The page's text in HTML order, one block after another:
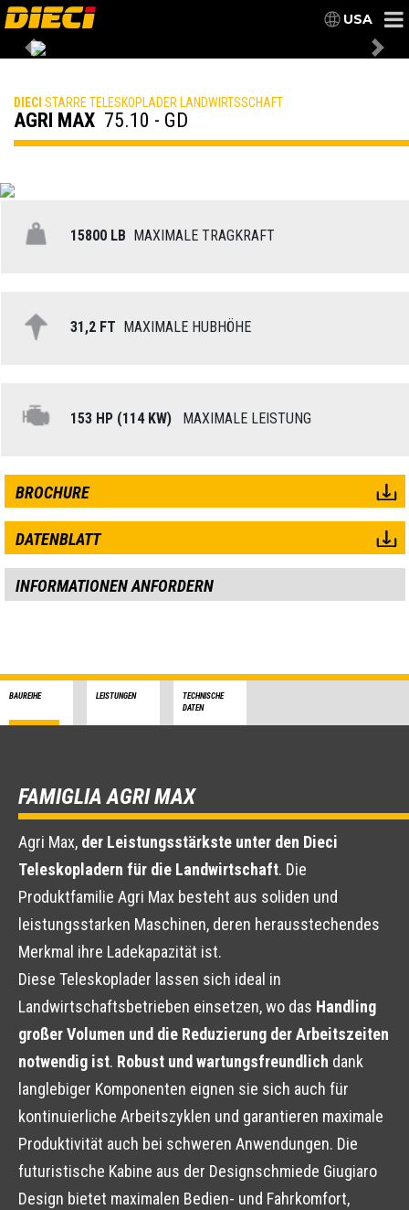
USA
Previous
DIECI STARRE TELESKOPLADER LANDWIRTSSCHAFT
AGRI MAX 75.10 - GD
15800 LB MAXIMALE TRAGKRAFT
31,2 FT MAXIMALE HUBHÖHE
153 HP (114 KW) MAXIMALE LEISTUNG
BROCHURE
DATENBLATT
INFORMATIONEN ANFORDERN
BAUREIHE LEISTUNGEN
TECHNISCHE
DATEN
FAMIGLIA AGRI MAX
Agri Max, der Leistungsstärkste unter den Dieci
Teleskopladern für die Landwirtschaft. Die
Produktfamilie Agri Max besteht aus soliden und
leistungsstarken Maschinen, deren herausstechendes
Merkmal ihre Ladekapazität ist.
Diese Teleskoplader lassen sich ideal in
Landwirtschaftsbetrieben einsetzen, wo das Handling
großer Volumen und die Reduzierung der Arbeitszeiten
notwendig ist. Robust und wartungsfreundlich dank
langlebiger Komponenten eignen sie sich auch für
kontinuierliche Arbeitszyklen und garantieren maximale
Produktivität auch bei schweren Anwendungen. Die
futuristische Kabine aus der Designschmiede Giugiaro
Design bietet maximalen Bedien- und Fahrkomfort,